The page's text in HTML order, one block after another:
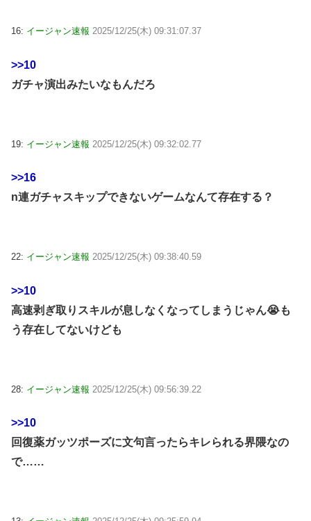
16: イージャン速報 2025/12/25(木) 09:31:07.37
>>10
ガチャ演出みたいなもんだろ
19: イージャン速報 2025/12/25(木) 09:32:02.77
>>16
n連ガチャスキップできないゲームなんて存在する？
22: イージャン速報 2025/12/25(木) 09:38:40.59
>>10
高速剥ぎ取りスキルが息しなくなってしまうじゃん😭も
う存在してないけども
28: イージャン速報 2025/12/25(木) 09:56:39.22
>>10
回復薬ガッツポーズに文句言ったらキレられる界隈なの
で……